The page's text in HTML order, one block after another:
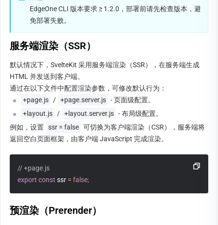
EdgeOne CLI 版本要求 ≥ 1.2.0，部署前请先检查版本，避
免部署失败。
服务端渲染（SSR）
默认情况下，SvelteKit 采用服务端渲染（SSR），在服务端生成
HTML 并发送到客户端。
通过在以下文件中配置渲染参数，可修改默认行为：
+page.js
/ +page.server.js - 页面级配置。
+layout.js
/ +layout.server.js - 布局级配置。
例如，设置 ssr = false 可切换为客户端渲染（CSR），服务端将
返回空白页面框架，由客户端 JavaScript 完成渲染。
// +page.js
export const ssr = false;
预渲染（Prerender）